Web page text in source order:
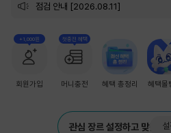
점검 안내 [2026.08.11]
+1,000원
회원가입
첫충전 혜택
머니충전 혜택 총정리 혜택몰
관심 장르 설정하고 맞춤 추